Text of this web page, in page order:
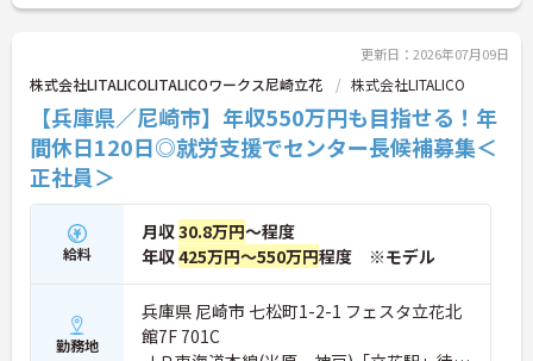
更新日：2026年07月09日
株式会社LITALICOLITALICOワークス尼崎立花 株式会社LITALICO
【兵庫県／尼崎市】年収550万円も目指せる！年
間休日120日◎就労支援でセンター長候補募集＜
正社員＞
給料
月収30.8万円～程度
年収425万円～550万円程度 ※モデル
勤務地
兵庫県 尼崎市 七松町1-2-1 フェスタ立花北
館7F 701C